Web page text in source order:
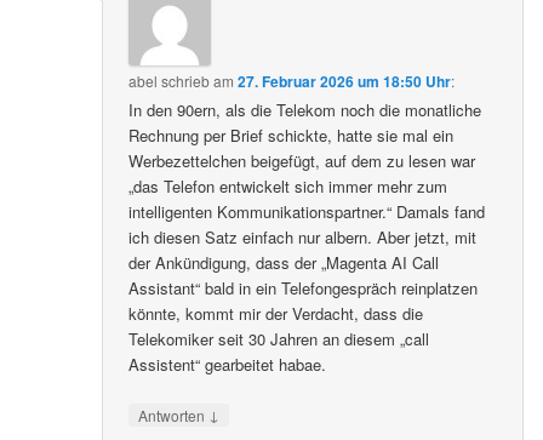
abel schriebam27. Februar 2026 um 18:50 Uhr:
In den 90ern, als die Telekom noch die monatliche
Rechnung per Brief schickte, hatte sie mal ein
Werbezettelchen beigefügt, auf dem zu lesen war
„das Telefon entwickelt sich immer mehr zum
intelligenten Kommunikationspartner.“ Damals fand
ich diesen Satz einfach nur albern. Aber jetzt, mit
der Ankündigung, dass der „Magenta AI Call
Assistant“ bald in ein Telefongespräch reinplatzen
könnte, kommt mir der Verdacht, dass die
Telekomiker seit 30 Jahren an diesem „call
Assistent“ gearbeitet habae.
Antworten ↓